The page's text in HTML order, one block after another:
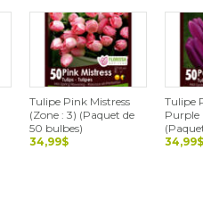
Tulipe Pink Mistress
(Zone : 3) (Paquet de
50 bulbes)
34,99$
Tulipe
Purple
34,99$